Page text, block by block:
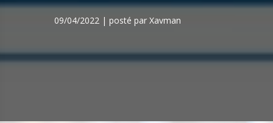
09/04/2022 | posté par Xavman